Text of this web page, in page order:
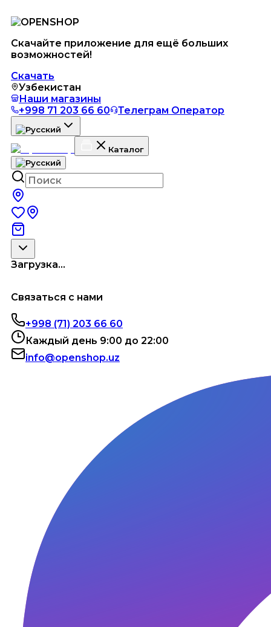
Скачайте приложение для ещё больших
возможностей!
Скачать
Узбекистан
Наши магазины
+998 71 203 66 60
Телеграм Оператор
Каталог
Загрузка...
Связаться с нами
+998 (71) 203 66 60
Каждый день 9:00 до 22:00
info@openshop.uz